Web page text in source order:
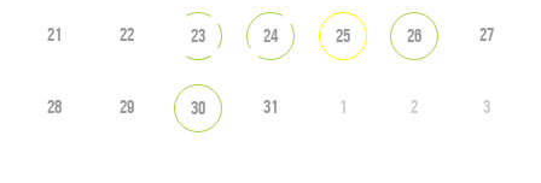
21 22 23 24 25 26 27
28 29 30 31 1 2 3